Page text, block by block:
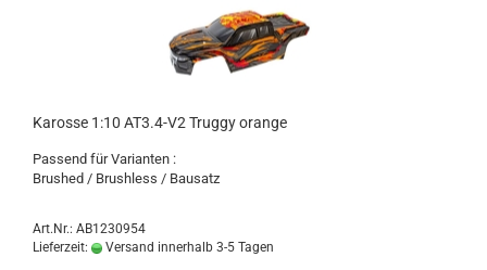
Karosse 1:10 AT3.4-V2 Truggy orange
Passend für Varianten :
Brushed / Brushless / Bausatz
Art.Nr.: AB1230954
Lieferzeit:
Versand innerhalb 3-5 Tagen